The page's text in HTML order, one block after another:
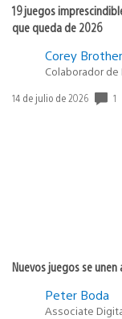
19 juegos
que queda de 2026
Corey
Colaborador
Fecha
14 de julio de 2026 1
Nuevos juegos se
Peter Boda
Associate